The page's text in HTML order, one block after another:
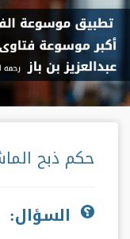
حكم ذبح
السؤال: